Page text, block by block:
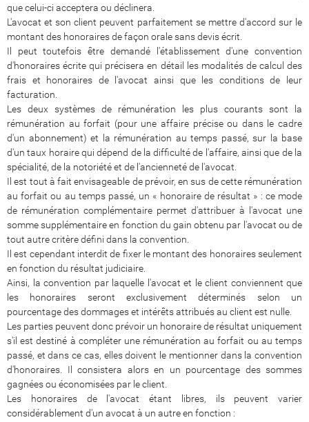
que celui-ci acceptera ou déclinera.
L'avocat et son client peuvent parfaitement se mettre d'accord sur le
montant des honoraires de façon orale sans devis écrit.
Il peut toutefois être demandé l'établissement d'une convention
d'honoraires écrite qui précisera en détail les modalités de calcul des
frais et honoraires de l'avocat ainsi que les conditions de leur
facturation.
Les deux systèmes de rémunération les plus courants sont la
rémunération au forfait (pour une affaire précise ou dans le cadre
d'un abonnement) et la rémunération au temps passé, sur la base
d'un taux horaire qui dépend de la difficulté de l'affaire, ainsi que de la
spécialité, de la notoriété et de l'ancienneté de l'avocat.
Il est tout à fait envisageable de prévoir, en sus de cette rémunération
au forfait ou au temps passé, un « honoraire de résultat » : ce mode
de rémunération complémentaire permet d'attribuer à l'avocat une
somme supplémentaire en fonction du gain obtenu par l'avocat ou de
tout autre critère défini dans la convention.
Il est cependant interdit de fixer le montant des honoraires seulement
en fonction du résultat judiciaire.
Ainsi, la convention par laquelle l'avocat et le client conviennent que
les honoraires seront exclusivement déterminés selon un
pourcentage des dommages et intérêts attribués au client est nulle.
Les parties peuvent donc prévoir un honoraire de résultat uniquement
s'il est destiné à compléter une rémunération au forfait ou au temps
passé, et dans ce cas, elles doivent le mentionner dans la convention
d'honoraires. Il consistera alors en un pourcentage des sommes
gagnées ou économisées par le client.
Les honoraires de l'avocat étant libres, ils peuvent varier
considérablement d'un avocat à un autre en fonction :